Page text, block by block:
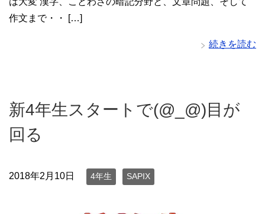
作文まで・・ […]
続きを読む
新4年生スタートで(@_@)目が
回る
2018年2月10日 4年生 SAPIX